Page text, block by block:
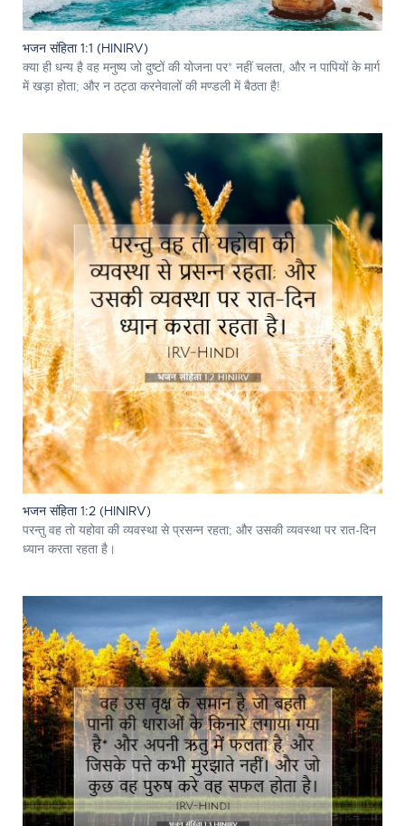
भजन संहिता 1:1 (HINIRV)
क्या ही धन्य है वह मनुष्य जो दुष्टों की योजना पर* नहीं चलता, और न पापियों के मार्ग
में खड़ा होता; और न ठट्ठा करनेवालों की मण्डली में बैठता है!
भजन संहिता 1:2 (HINIRV)
परन्तु वह तो यहोवा की व्यवस्था से प्रसन्‍न रहता; और उसकी व्यवस्था पर रात-दिन
ध्यान करता रहता है।